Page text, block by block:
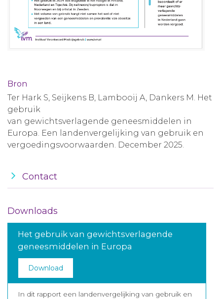
Bron
Ter Hark S, Seijkens B, Lambooij A, Dankers M. Het
gebruik
van gewichtsverlagende geneesmiddelen in
Europa. Een landenvergelijking van gebruik en
vergoedingsvoorwaarden. December 2025.
Contact
Downloads
Het gebruik van gewichtsverlagende
geneesmiddelen in Europa
Download
In dit rapport een landenvergelijking van gebruik en